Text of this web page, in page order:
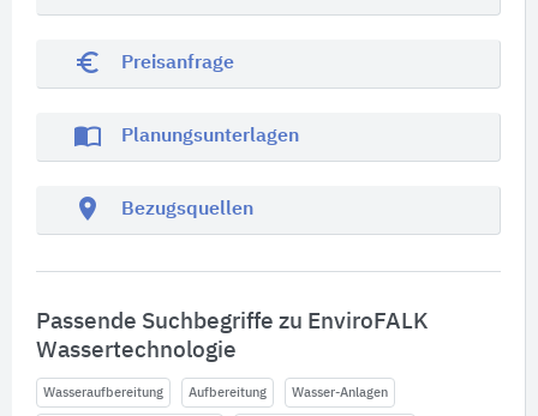
euro_symbol Preisanfrage
import_contacts Planungsunterlagen
location_on Bezugsquellen
Passende Suchbegriffe zu EnviroFALK
Wassertechnologie
Wasseraufbereitung Aufbereitung Wasser-Anlagen